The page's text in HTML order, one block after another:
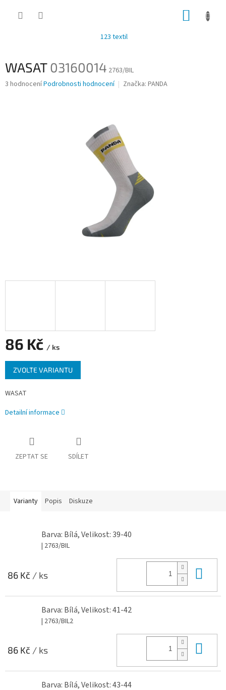
123 textil
WASAT03160014 2763/BIL
Průměrné
3 hodnoceníPodrobnosti hodnocení Značka: PANDA
86 Kč / ks
Měrná
cena:
ZVOLTE VARIANTU
WASAT
Detailní informace
ZEPTAT SE SDÍLET
Varianty Popis Diskuze
Barva: Bílá, Velikost: 39-40
| 2763/BIL
86 Kč / ks
Barva: Bílá, Velikost: 41-42
| 2763/BIL2
86 Kč / ks
Barva: Bílá, Velikost: 43-44